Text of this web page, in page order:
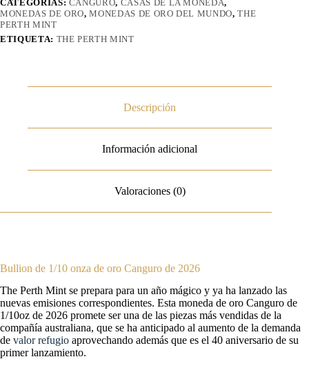
CATEGORÍAS: CANGURO, CASAS DE LA MONEDA,
MONEDAS DE ORO,MONEDAS DE ORO DEL MUNDO,THE
PERTH MINT
ETIQUETA: THE PERTH MINT
Descripción
Información adicional
Valoraciones (0)
Bullion de 1/10 onza de oro Canguro de 2026
The Perth Mint se prepara para un año mágico y ya ha lanzado las
nuevas emisiones correspondientes. Esta moneda de oro Canguro de
1/10oz de 2026 promete ser una de las piezas más vendidas de la
compañía australiana, que se ha anticipado al aumento de la demanda
de valor refugio aprovechando además que es el 40 aniversario de su
primer lanzamiento.